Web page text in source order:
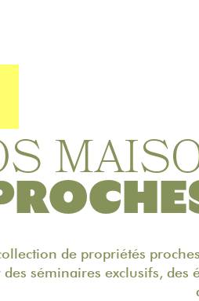
de propriétés
séminaires exclusifs,